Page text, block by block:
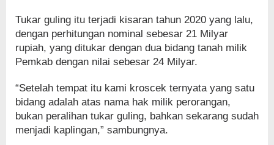
Tukar guling itu terjadi kisaran tahun 2020 yang lalu,
dengan perhitungan nominal sebesar 21 Milyar
rupiah, yang ditukar dengan dua bidang tanah milik
Pemkab dengan nilai sebesar 24 Milyar.
“Setelah tempat itu kami kroscek ternyata yang satu
bidang adalah atas nama hak milik perorangan,
bukan peralihan tukar guling, bahkan sekarang sudah
menjadi kaplingan,” sambungnya.